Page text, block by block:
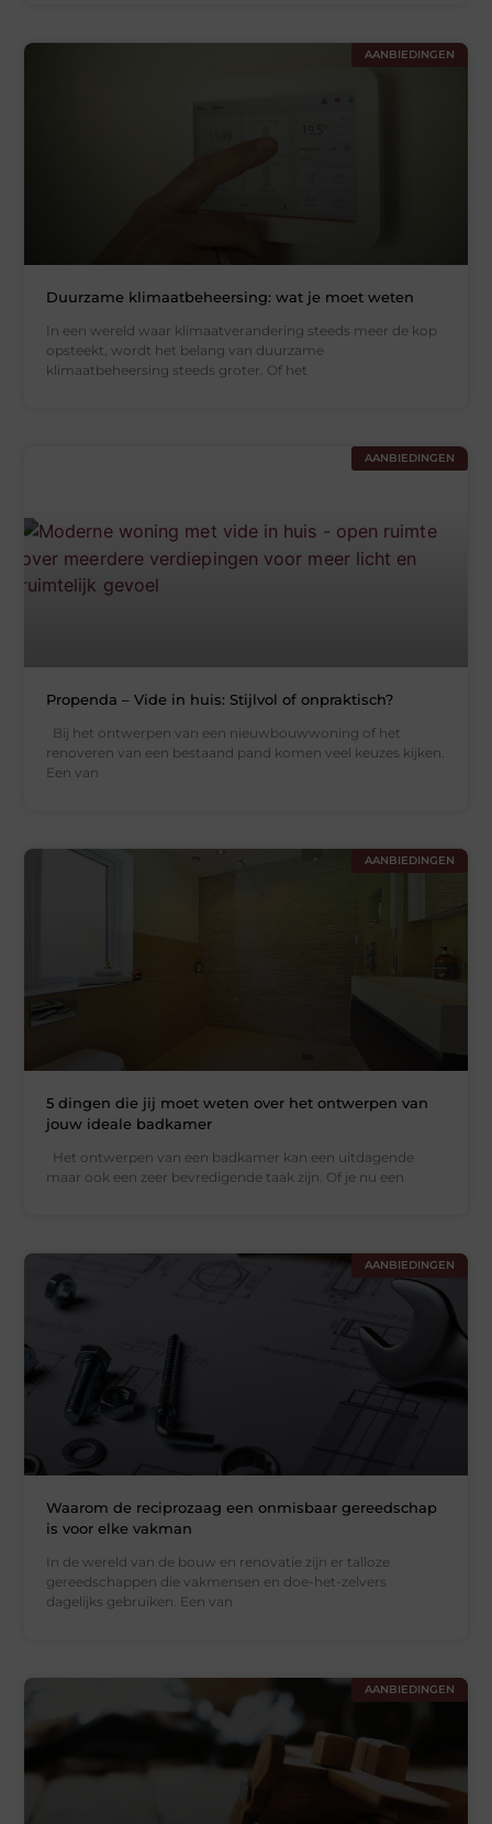
AANBIEDINGEN
Duurzame klimaatbeheersing: wat je moet weten
In een wereld waar klimaatverandering steeds meer de kop
opsteekt, wordt het belang van duurzame
klimaatbeheersing steeds groter. Of het
AANBIEDINGEN
Propenda – Vide in huis: Stijlvol of onpraktisch?
Bij het ontwerpen van een nieuwbouwwoning of het
renoveren van een bestaand pand komen veel keuzes kijken.
Een van
AANBIEDINGEN
5 dingen die jij moet weten over het ontwerpen van
jouw ideale badkamer
Het ontwerpen van een badkamer kan een uitdagende
maar ook een zeer bevredigende taak zijn. Of je nu een
AANBIEDINGEN
Waarom de reciprozaag een onmisbaar gereedschap
is voor elke vakman
In de wereld van de bouw en renovatie zijn er talloze
gereedschappen die vakmensen en doe-het-zelvers
dagelijks gebruiken. Een van
AANBIEDINGEN